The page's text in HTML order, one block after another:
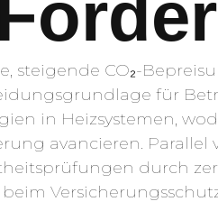
steigende CO₂-
für
in Heizsystemen,
avancieren.
durch